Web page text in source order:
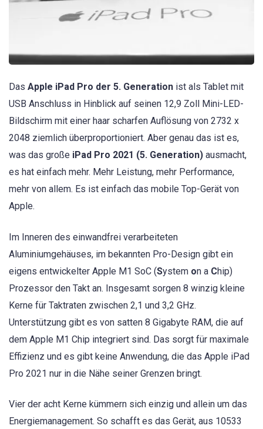
Das Apple iPad Pro der 5. Generation ist als Tablet mit
USB Anschluss in Hinblick auf seinen 12,9 Zoll Mini-LED-
Bildschirm mit einer haar scharfen Auflösung von 2732 x
2048 ziemlich überproportioniert. Aber genau das ist es,
was das große iPad Pro 2021 (5. Generation) ausmacht,
es hat einfach mehr. Mehr Leistung, mehr Performance,
mehr von allem. Es ist einfach das mobile Top-Gerät von
Apple.
Im Inneren des einwandfrei verarbeiteten
Aluminiumgehäuses, im bekannten Pro-Design gibt ein
eigens entwickelter Apple M1 SoC (System on a Chip)
Prozessor den Takt an. Insgesamt sorgen 8 winzig kleine
Kerne für Taktraten zwischen 2,1 und 3,2 GHz.
Unterstützung gibt es von satten 8 Gigabyte RAM, die auf
dem Apple M1 Chip integriert sind. Das sorgt für maximale
Effizienz und es gibt keine Anwendung, die das Apple iPad
Pro 2021 nur in die Nähe seiner Grenzen bringt.
Vier der acht Kerne kümmern sich einzig und allein um das
Energiemanagement. So schafft es das Gerät, aus 10533